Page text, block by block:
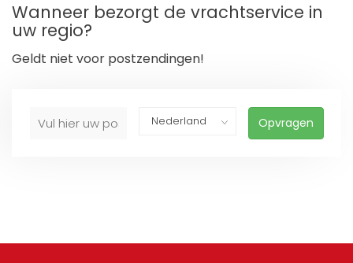
Wanneer bezorgt de vrachtservice in
uw regio?
Geldt niet voor postzendingen!
Opvragen